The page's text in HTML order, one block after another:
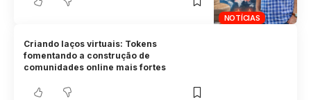
NOTÍCIAS
Criando laços virtuais: Tokens
fomentando a construção de
comunidades online mais fortes